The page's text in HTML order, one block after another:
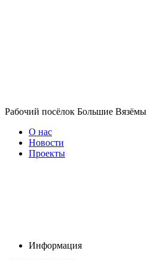
Рабочий посёлок Большие Вязёмы
О нас
Новости
Проекты
Информация